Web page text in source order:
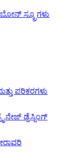
ಸ್ಕ್ರೂಗಳು
ಪರಿಕರಗಳು
ಡ್ರೆಸ್ಸಿಂಗ್